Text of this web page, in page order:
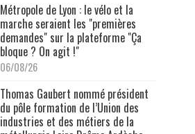
Métropole de Lyon : le vélo et la
marche seraient les "premières
demandes" sur la plateforme "Ça
bloque ? On agit !"
06/08/26
Thomas Gaubert nommé président
du pôle formation de l’Union des
industries et des métiers de la